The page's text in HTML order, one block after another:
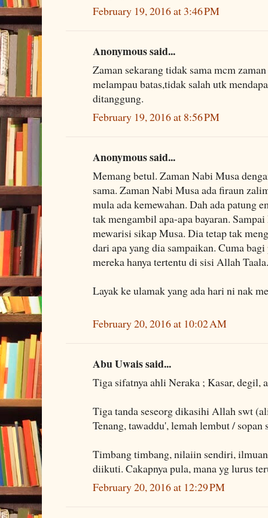
February 19, 2016 at 3:46 PM
Anonymous said...
Zaman sekarang tidak sama mcm
melampau batas,tidak salah utk
ditanggung.
February 19, 2016 at 8:56 PM
Anonymous said...
Memang betul. Zaman Nabi Musa
sama. Zaman Nabi Musa ada firaun
mula ada kemewahan. Dah ada patung
tak mengambil apa-apa bayaran.
mewarisi sikap Musa. Dia tetap tak
dari apa yang dia sampaikan. Cuma
mereka hanya tertentu di sisi Allah Taala.
Layak ke ulamak yang ada hari ni nak
February 20, 2016 at 10:02 AM
Abu Uwais said...
Tiga sifatnya ahli Neraka ; Kasar, degil,
Tiga tanda seseorg dikasihi Allah swt
Tenang, tawaddu', lemah lembut / sopan
Timbang timbang, nilaiin sendiri,
diikuti. Cakapnya pula, mana yg lurus
February 20, 2016 at 12:29 PM